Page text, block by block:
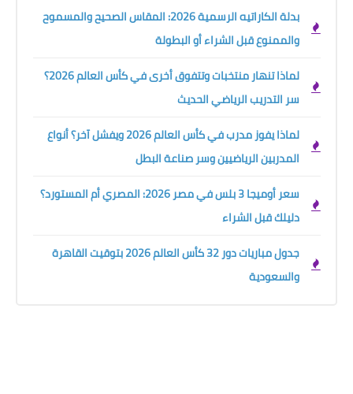
بدلة الكاراتيه الرسمية 2026: المقاس الصحيح والمسموح
والممنوع قبل الشراء أو البطولة
لماذا تنهار منتخبات وتتفوق أخرى في كأس العالم 2026؟
سر التدريب الرياضي الحديث
لماذا يفوز مدرب في كأس العالم 2026 ويفشل آخر؟ أنواع
المدربين الرياضيين وسر صناعة البطل
سعر أوميجا 3 بلس في مصر 2026: المصري أم المستورد؟
دليلك قبل الشراء
جدول مباريات دور 32 كأس العالم 2026 بتوقيت القاهرة
والسعودية